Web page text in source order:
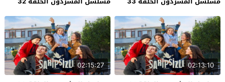
02:13:10
02:15:27